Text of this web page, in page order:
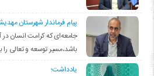
پیام فرماندار شهرستان
جامعه‌ای که کرامت انسان
باشد،مسیر توسعه و تعالی
یادداشت؛